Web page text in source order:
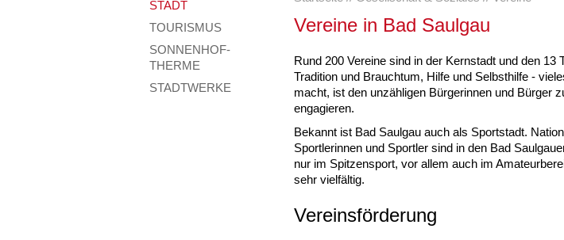
STADT
TOURISMUS
SONNENHOF-
THERME
STADTWERKE
Vereine in Bad Saulgau
Rund 200 Vereine sind in der Kernstadt und den 13
Tradition und Brauchtum, Hilfe und Selbsthilfe -
macht, ist den unzähligen Bürgerinnen und Bürger
engagieren.
Bekannt ist Bad Saulgau auch als Sportstadt.
Sportlerinnen und Sportler sind in den Bad
nur im Spitzensport, vor allem auch im
sehr vielfältig.
Vereinsförderung